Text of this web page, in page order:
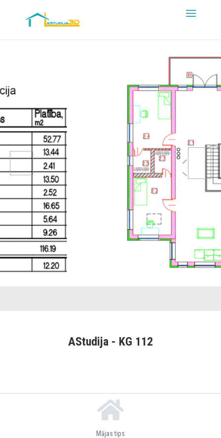
AStudija - KG 112
Mājas tips